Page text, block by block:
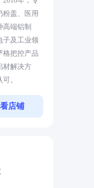
粉盖、医用
端铝制
子及工业领
格把控产品
材解决方
。
店铺